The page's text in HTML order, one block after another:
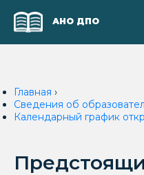
АНО ДПО
Главная ›
Сведения об
Календарный график